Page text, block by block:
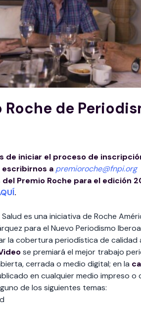
de
de iniciar el proceso de
a premioroche@fnpi.org
Premio Roche para el edición
.
es una iniciativa de Roche
para el Nuevo Periodismo
la cobertura periodística de calidad
se premiará el mejor trabajo
cerrada o medio digital; en la
en cualquier medio impreso o
de los siguientes temas: